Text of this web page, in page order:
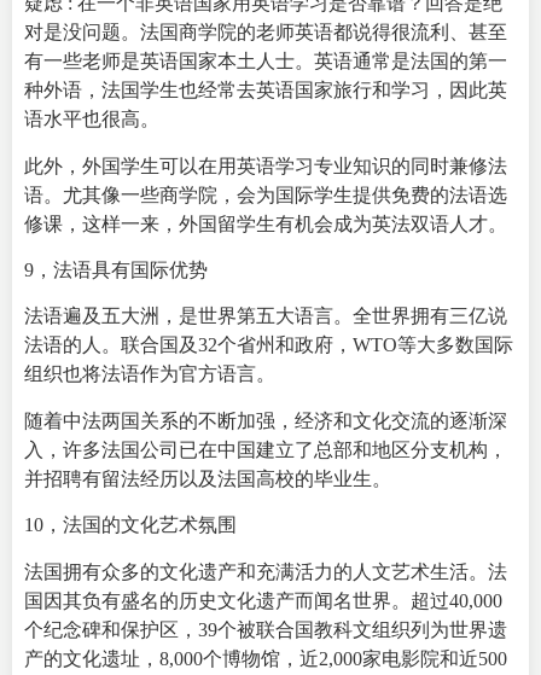
对是没问题。 法国商学院的老师英语都说得很流利、甚至
有一些老师是英语国家本土人士。英语通常是法国的第一
种外语，法国学生也经常去英语国家旅行和学习，因此英
语水平也很高。
此外，外国学生可以在用英语学习专业知识的同时兼修法
语。尤其像一些商学院，会为国际学生提供免费的法语选
修课，这样一来，外国留学生有机会成为英法双语人才。
9，法语具有国际优势
法语遍及五大洲，是世界第五大语言。全世界拥有三亿说
法语的人。联合国及32个省州和政府，WTO等大多数国际
组织也将法语作为官方语言。
随着中法两国关系的不断加强，经济和文化交流的逐渐深
入，许多法国公司已在中国建立了总部和地区分支机构，
并招聘有留法经历以及法国高校的毕业生。
10，法国的文化艺术氛围
法国拥有众多的文化遗产和充满活力的 人文艺术生活。法
国因其负有盛名的历史文化遗产而闻名世界。超过40,000
个纪念碑和保护区，39个被联合国教科文组织列为世界遗
产的文化遗址，8,000个博物馆，近2,000家电影院和近500